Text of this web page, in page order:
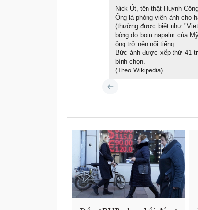
Nick Út, tên thật Huỳnh
Ông là phóng viên ảnh cho
(thường được biết như
bỏng do bom napalm của
ông trở nên nổi tiếng.
Bức ảnh được xếp thứ 41
bình chọn.
(Theo Wikipedia)